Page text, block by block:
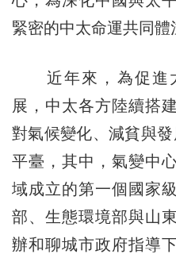
緊密的中太命運共同體
近年來，為促進
展，中太各方陸續搭
對氣候變化、減貧與
平臺，其中，氣變中
域成立的第一個國家
部、生態環境部與山
辦和聊城市政府指導